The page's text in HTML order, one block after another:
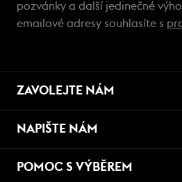
pozvánky a další jedinečné
emailové adresy souhlasíte s
ZAVOLEJTE NÁM
NAPIŠTE NÁM
POMOC S VÝBĚREM